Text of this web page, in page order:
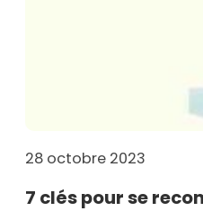
28 octobre 2023
7 clés pour se